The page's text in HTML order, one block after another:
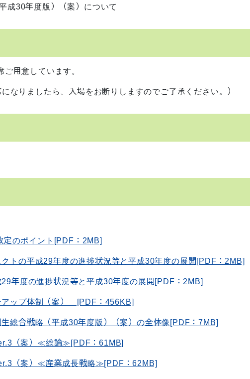
成30年度版）（案）について
用意しています。
なりましたら、入場をお断りしますのでご了承ください。）
定のポイント[PDF：2MB]
トの平成29年度の進捗状況等と平成30年度の展開[PDF：2MB]
年度の進捗状況等と平成30年度の展開[PDF：2MB]
アップ体制（案） [PDF：456KB]
総合戦略（平成30年度版）（案）の全体像[PDF：7MB]
（案）≪総論≫[PDF：61MB]
（案）≪産業成長戦略≫[PDF：62MB]